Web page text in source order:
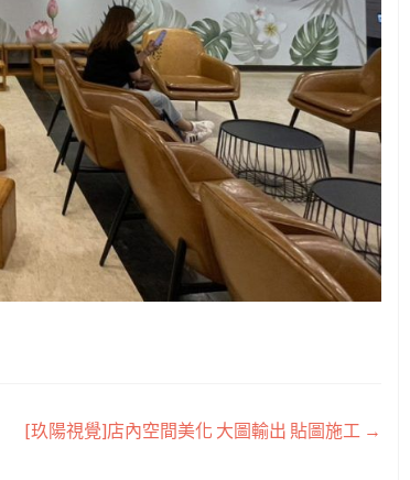
[玖陽視覺]店內空間美化 大圖輸出 貼圖施工 →